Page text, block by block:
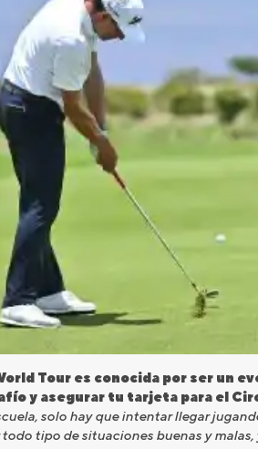
Tour es conocida por ser un
y asegurar tu tarjeta para el
solo hay que intentar llegar
tipo de situaciones buenas y